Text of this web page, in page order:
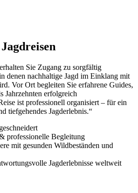
Sie Zugang zu sorgfältig
denen nachhaltige Jagd im Einklang mit
Vor Ort begleiten Sie erfahrene Guides,
Jahrzehnten erfolgreich
ist professionell organisiert – für ein
tiefgehendes Jagderlebnis.“
professionelle Begleitung
mit gesunden Wildbeständen und
Jagderlebnisse weltweit